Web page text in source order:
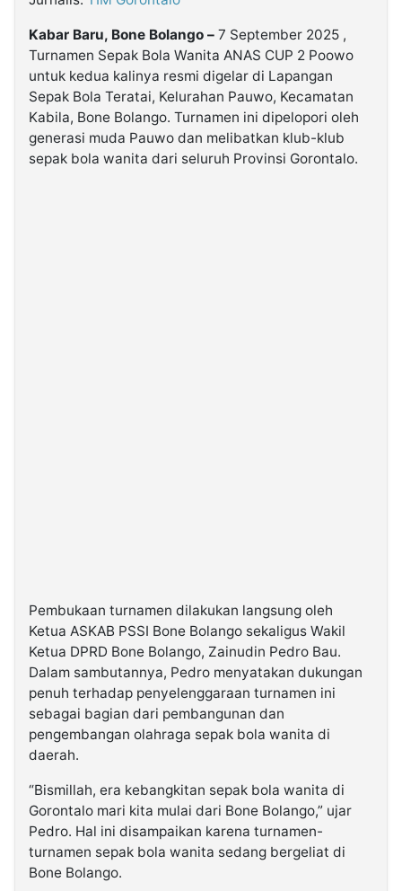
Kabarbaru.co
2026
Kabarbaru
Media
Holding
Kabar Baru, Bone Bolango – 7 September 2025 ,
Turnamen Sepak Bola Wanita ANAS CUP 2 Poowo
untuk kedua kalinya resmi digelar di Lapangan
Sepak Bola Teratai, Kelurahan Pauwo, Kecamatan
Kabila, Bone Bolango. Turnamen ini dipelopori oleh
generasi muda Pauwo dan melibatkan klub-klub
sepak bola wanita dari seluruh Provinsi Gorontalo.
Pembukaan turnamen dilakukan langsung oleh
Ketua ASKAB PSSI Bone Bolango sekaligus Wakil
Ketua DPRD Bone Bolango, Zainudin Pedro Bau.
Dalam sambutannya, Pedro menyatakan dukungan
penuh terhadap penyelenggaraan turnamen ini
sebagai bagian dari pembangunan dan
pengembangan olahraga sepak bola wanita di
daerah.
“Bismillah, era kebangkitan sepak bola wanita di
Gorontalo mari kita mulai dari Bone Bolango,” ujar
Pedro. Hal ini disampaikan karena turnamen-
turnamen sepak bola wanita sedang bergeliat di
Bone Bolango.